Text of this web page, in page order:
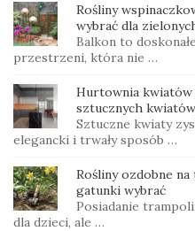
Rośliny
wybrać dla
Balkon to
przestrzeni, która nie …
Hurtownia
sztucznych
Sztuczne kwiaty
elegancki i trwały sposób …
Rośliny ozdobne
gatunki wybrać
Posiadanie
dla dzieci, ale …